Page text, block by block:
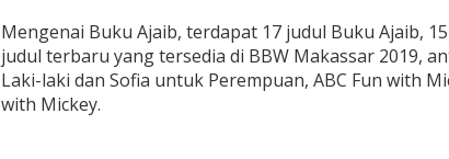
r
i
b
u
Mengenai Buku Ajaib, terdapat 17 judul Buku Ajaib,
judul terbaru yang tersedia di BBW Makassar 2019,
Laki-laki dan Sofia untuk Perempuan, ABC Fun with
with Mickey.